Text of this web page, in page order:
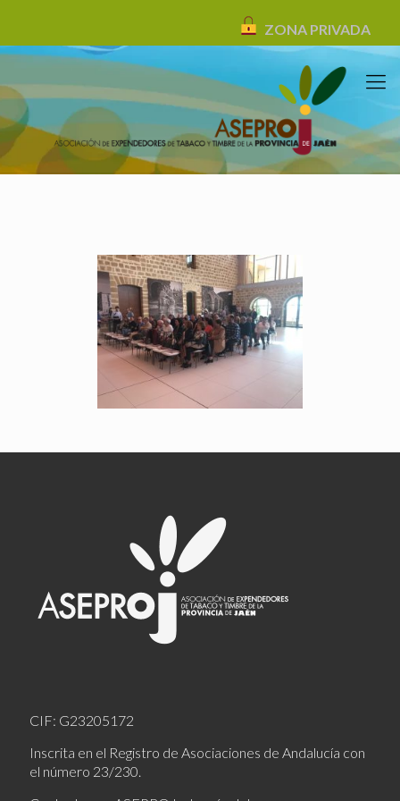
ZONA PRIVADA
CIF: G23205172
Inscrita en el Registro de Asociaciones de Andalucía con
el número 23/230.